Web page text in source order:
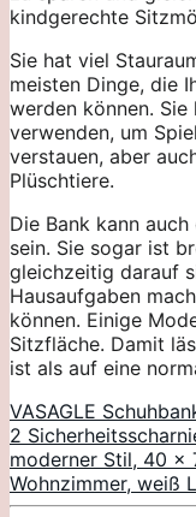
kindgerechte
Sie hat viel
meisten Dinge, die
werden können.
verwenden, um
verstauen, aber
Plüschtiere.
Die Bank kann
sein. Sie sogar ist
gleichzeitig darauf
Hausaufgaben
können. Einige
Sitzfläche. Damit
ist als auf eine
VASAGLE
2
moderner Stil, 40 x
Wohnzimmer, weiß